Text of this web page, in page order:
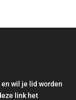
wil je lid worden
linkhet